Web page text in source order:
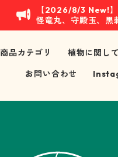
【2026/8/3 New!】
怪竜丸、守殿玉、黒
商品カテゴリ 植物に関して
お問い合わせ